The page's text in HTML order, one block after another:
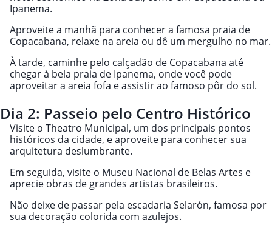
Ipanema.
Aproveite a manhã para conhecer a famosa praia de
Copacabana, relaxe na areia ou dê um mergulho no mar.
À tarde, caminhe pelo calçadão de Copacabana até
chegar à bela praia de Ipanema, onde você pode
aproveitar a areia fofa e assistir ao famoso pôr do sol.
Dia 2: Passeio pelo Centro Histórico
Visite o Theatro Municipal, um dos principais pontos
históricos da cidade, e aproveite para conhecer sua
arquitetura deslumbrante.
Em seguida, visite o Museu Nacional de Belas Artes e
aprecie obras de grandes artistas brasileiros.
Não deixe de passar pela escadaria Selarón, famosa por
sua decoração colorida com azulejos.